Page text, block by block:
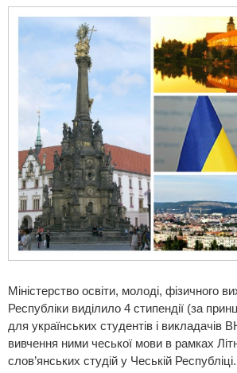
Міністерство освіти, молоді, фізичного
Республіки виділило 4 стипендії (за
для українських студентів і викладачів
вивчення ними чеської мови в рамках
слов’янських студій у Чеській Республіці.